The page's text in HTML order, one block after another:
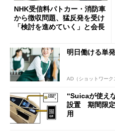
NHK受信料パトカー・消防車
から徴収問題、猛反発を受け
「検討を進めていく」と会長
明日働ける単
AD（ショットワーク
“Suicaが使え
設置 期間限
用